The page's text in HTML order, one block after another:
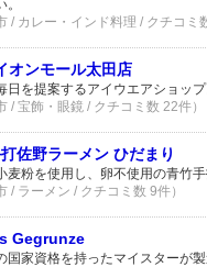
/ カレー・インド料理 / クチコミ
オンモール太田店
日を提案するアイウエアショップ
/ 宝飾・眼鏡 / クチコミ数 22件）
佐野ラーメン ひだまり
麦粉を使用し、卵不使用の青竹
/ ラーメン / クチコミ数 9件）
Gegrunze
国家資格を持ったマイスターが